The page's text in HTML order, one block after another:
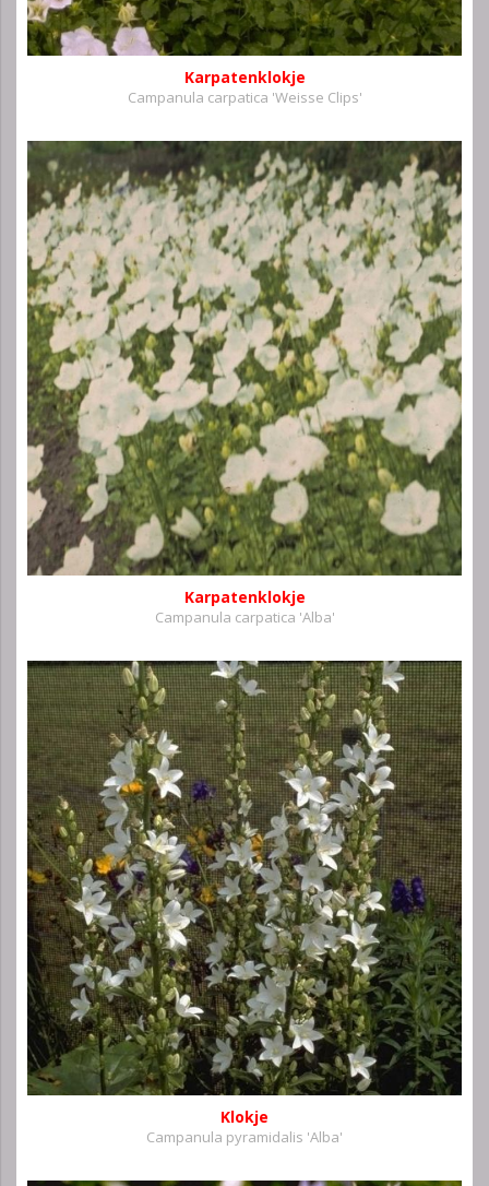
Karpatenklokje
Campanula carpatica 'Weisse Clips'
Karpatenklokje
Campanula carpatica 'Alba'
Klokje
Campanula pyramidalis 'Alba'